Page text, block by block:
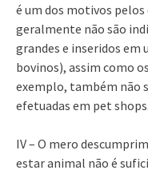
é um dos motivos
geralmente não são
grandes e inseridos em
bovinos), assim como
exemplo, também não
efetuadas em pet shops.
IV – O mero
estar animal não é